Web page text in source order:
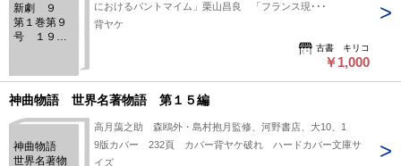
新劇 ９
第１巻第９
号 １９５
におけるパントマイム」栗山昌良 「フランス現･･･
背ヤケ
古書 キリコ
￥1,000
神曲物語 世界名著物語 第１５編
神曲物語
世界名著物
高月藹之助 森鴎外・島村抱月監修、河野書店、大10、1
9版カバー 232頁 カバー背ヤケ破れ ハードカバー文庫サ
イズ